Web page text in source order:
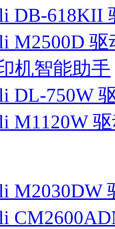
DB-618KII
M2500D 驱
机智能助手
DL-750W
M1120W
M2030DW